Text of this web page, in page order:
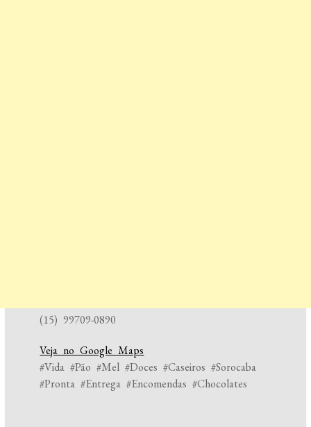
(15) 99709-0890
Veja no Google Maps
#Vida #Pão #Mel #Doces #Caseiros #Sorocaba
#Pronta #Entrega #Encomendas #Chocolates